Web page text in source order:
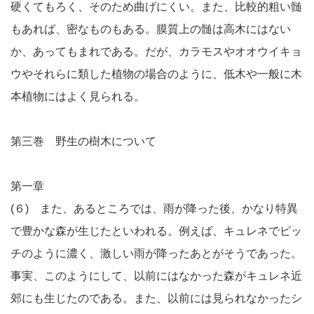
硬くてもろく、そのため曲げにくい。また、比較的粗い髄
もあれば、密なものもある。膜質上の髄は高木にはない
か、あってもまれである。だが、カラモスやオオウイキョ
ウやそれらに類した植物の場合のように、低木や一般に木
本植物にはよく見られる。
第三巻 野生の樹木について
第一章
(６) また、あるところでは、雨が降った後、かなり特異
で豊かな森が生じたといわれる。例えば、キュレネでピッ
チのように濃く、激しい雨が降ったあとがそうであった。
事実、このようにして、以前にはなかった森がキュレネ近
郊にも生じたのである。また、以前には見られなかったシ